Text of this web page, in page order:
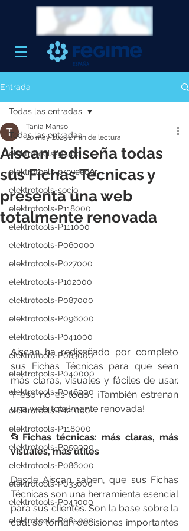
Entrada
Todas las entradas
elektrotools-grupo
elektrotools-proveedor
elektrotools-socio
elektrotools-P118000
elektrotools-P111000
elektrotools-P060000
elektrotools-P027000
elektrotools-P102000
elektrotools-P087000
elektrotools-P096000
elektrotools-P041000
elektrotools-P083000
elektrotools-P040000
elektrotools-P046000
elektrotools-P121000
elektrotools-P118000
elektrotools-P059000
elektrotools-P086000
elektrotools-P033000
elektrotools-P043000
elektrotools-P065000
Todas las entradas
Aiscan rediseña todas
sus Fichas Técnicas y
presenta una web
totalmente renovada
Tania Manso
20 may 20252 min de lectura
Aiscan ha rediseñado por completo
sus Fichas Técnicas para que sean
más claras, visuales y fáciles de usar.
Y eso no es todo… ¡También estrenan
una web totalmente renovada!
📂Fichas técnicas: más claras, más
visuales, más útiles
Desde Aiscan saben, que sus Fichas
Técnicas son una herramienta esencial
para sus clientes. Son la base sobre la
cual se toman decisiones importantes